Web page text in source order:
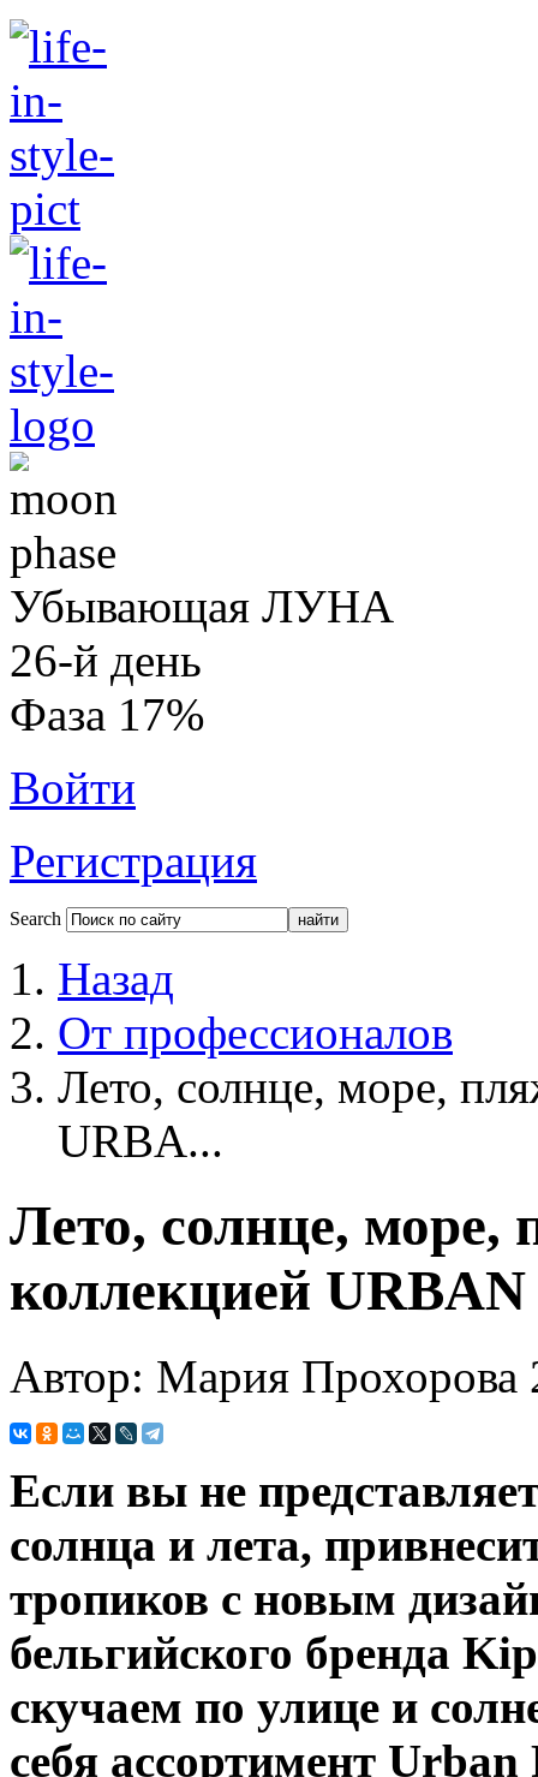
Убывающая ЛУНА
26-й день
Фаза 17%
Войти
Регистрация
Search
Назад
От профессионалов
Лето, солнце, море,
URBA...
Лето, солнце, море,
коллекцией
Автор: Мария Прохорова
Если вы не
солнца и лета,
тропиков с новым
бельгийского бренда
скучаем по улице и
себя ассортимент